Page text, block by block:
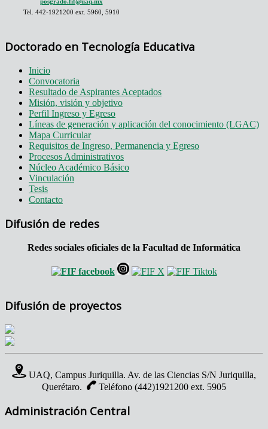
Tel. 442-1921200 ext. 5960, 5910
Doctorado en Tecnología Educativa
Inicio
Convocatoria
Resultado de Aspirantes Aceptados
Misión, visión y objetivo
Perfil Ingreso y Egreso
Líneas de generación y aplicación del conocimiento (LGAC)
Mapa Curricular
Requisitos de Ingreso, Permanencia y Egreso
Procesos Administrativos
Núcleo Académico Básico
Vinculación
Tesis
Contacto
Difusión de redes
Redes sociales oficiales de la Facultad de Informática
Difusión de proyectos
UAQ, Campus Juriquilla. Av. de las Ciencias S/N Juriquilla,
Querétaro.
Teléfono (442)1921200 ext. 5905
Administración Central